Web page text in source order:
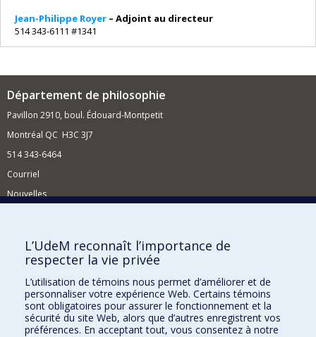
Jean-Philippe Royer – Adjoint au directeur
514 343-6111 #1341
Département de philosophie
Pavillon 2910, boul. Édouard-Montpetit
Montréal QC H3C 3J7
514 343-6464
Courriel
Nouvelles
Comment soutenir le Département?
BESOIN D'AIDE?
Plan du site
Signaler une erreur
Accessibilité
L’UdeM reconnaît l’importance de
respecter la vie privée
L’utilisation de témoins nous permet d’améliorer et de
personnaliser votre expérience Web. Certains témoins
sont obligatoires pour assurer le fonctionnement et la
sécurité du site Web, alors que d’autres enregistrent vos
préférences. En acceptant tout, vous consentez à notre